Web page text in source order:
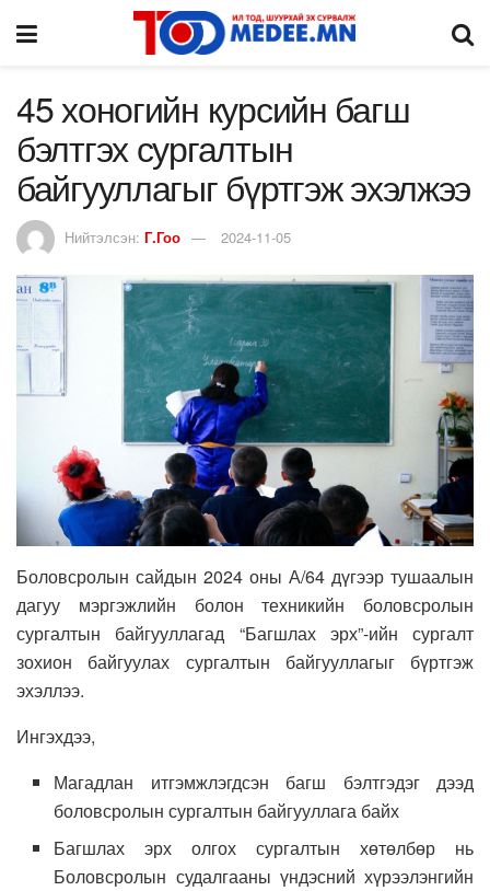
45 хоногийн курсийн багш
бэлтгэх сургалтын
байгууллагыг бүртгэж эхэлжээ
Нийтэлсэн: Г.Гоо 2024-11-05
Боловсролын сайдын 2024 оны А/64 дүгээр тушаалын
дагуу мэргэжлийн болон техникийн боловсролын
сургалтын байгууллагад “Багшлах эрх”-ийн сургалт
зохион байгуулах сургалтын байгууллагыг бүртгэж
эхэллээ.
Ингэхдээ,
Магадлан итгэмжлэгдсэн багш бэлтгэдэг дээд
боловсролын сургалтын байгууллага байх
Багшлах эрх олгох сургалтын хөтөлбөр нь
Боловсролын судалгааны үндэсний хүрээлэнгийн